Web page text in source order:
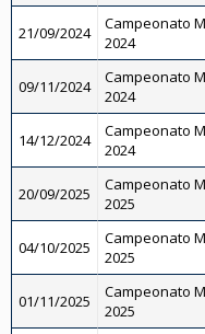
21/09/2024
Campeonato
2024
09/11/2024
Campeonato
2024
14/12/2024
Campeonato
2024
20/09/2025
Campeonato
2025
04/10/2025
Campeonato
2025
01/11/2025
Campeonato
2025